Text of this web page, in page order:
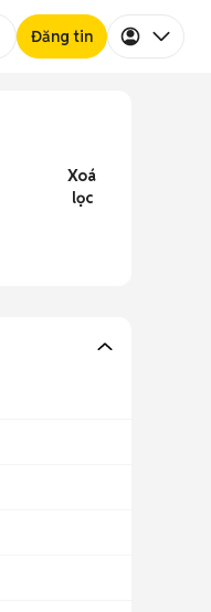
Đăng tin
Xoá
lọc